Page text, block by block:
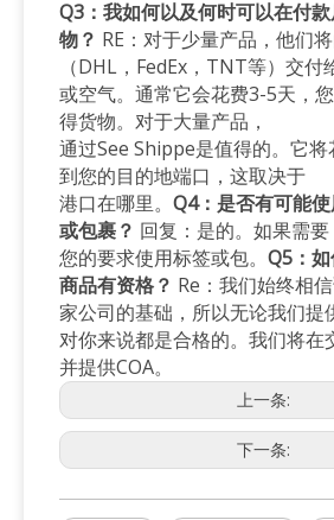
Q3：我如何以及何时可以在付
物？ RE：对于少量产品，他们
（DHL，FedEx，TNT等）交付
或空气。通常它会花费3-5天，
得货物。对于大量产品，
通过See Shippe是值得的。它
到您的目的地端口，这取决于
港口在哪里。 Q4：是否有可能
或包裹？ 回复：是的。如果需
您的要求使用标签或包。 Q5：
商品有资格？ Re：我们始终相
家公司的基础，所以无论我们提
对你来说都是合格的。我们将在
并提供COA。
上一条:
下一条: